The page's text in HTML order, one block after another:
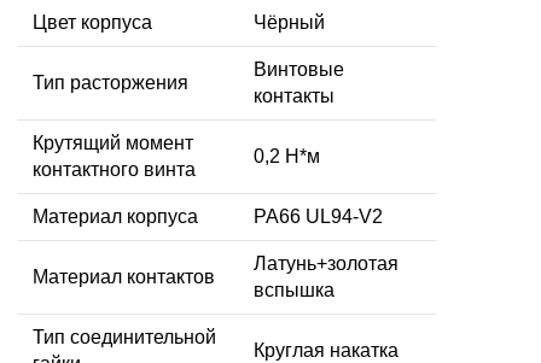
Цвет корпуса Чёрный
Тип расторжения
Винтовые
контакты
Крутящий момент
контактного винта
0,2 Н*м
Материал корпуса PA66 UL94-V2
Материал контактов
Латунь+золотая
вспышка
Тип соединительной
Круглая накатка